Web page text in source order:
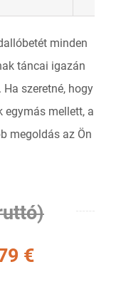
minden
táncai igazán
szeretné, hogy
egymás mellett, a
megoldás az Ön
€